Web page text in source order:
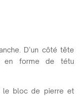
D’un côté tête
en forme de tétu
le bloc de pierre et